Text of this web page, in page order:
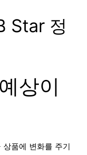
Star 정
상이
품에 변화를 주기